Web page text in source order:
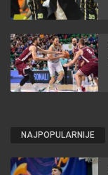
NAJPOPULARNIJE